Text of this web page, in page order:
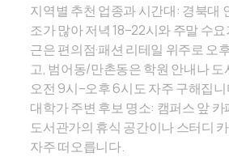
지역별 추천 업종과 시간대: 경북대
조가 많아 저녁 18–22시와 주말 수
근은 편의점·패션 리테일 위주로 오
고, 범어동/만촌동은 학원 안내나
오전 9시–오후 6시도 자주 구해집니
대학가 주변 후보 명소: 캠퍼스 앞
도서관가의 휴식 공간이나 스터디
자주 떠오릅니다.